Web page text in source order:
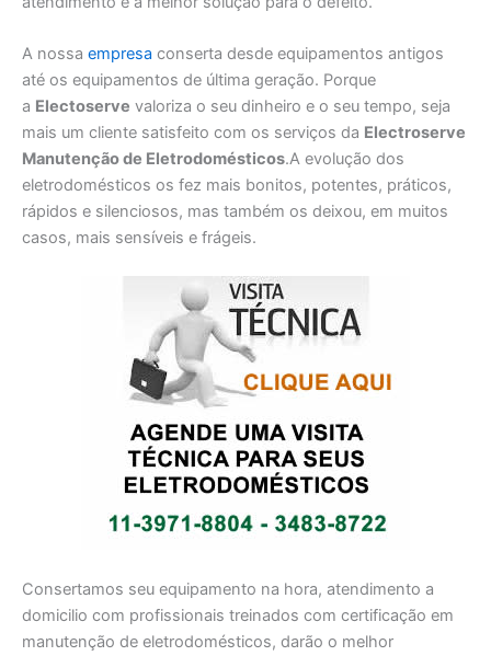
A nossa empresa conserta desde equipamentos antigos
até os equipamentos de última geração. Porque
a Electoserve valoriza o seu dinheiro e o seu tempo, seja
mais um cliente satisfeito com os serviços da Electroserve
Manutenção de Eletrodomésticos.A evolução dos
eletrodomésticos os fez mais bonitos, potentes, práticos,
rápidos e silenciosos, mas também os deixou, em muitos
casos, mais sensíveis e frágeis.
Consertamos seu equipamento na hora, atendimento a
domicilio com profissionais treinados com certificação em
manutenção de eletrodomésticos, darão o melhor